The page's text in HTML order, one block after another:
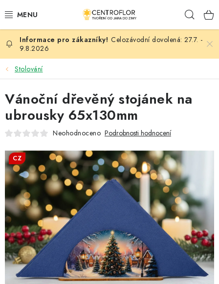
na
SEZÓNNÍ TVOŘENÍ
DŘEVĚNÉ VÝROBKY
MEDAILE
PLACKY A MAGNETKY
KVĚTINY A LISTY
SVATBA
NOVINKY
TIPY NA TVOŘENÍ
Dopravné Kontaktujte nás
O nás - kdo jsme?
Celozávodní dovolená: 27.7. -
9.8.2026
Stolování
Vánoční dřevěný stojánek na
ubrousky 65x130mm
Neohodnoceno Podrobnosti hodnocení
CZ